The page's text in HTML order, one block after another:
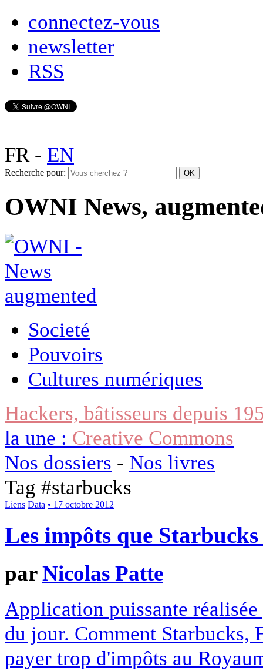
connectez-vous
newsletter
RSS
FR- EN
Recherche pour:
OWNI News,
Societé
Pouvoirs
Cultures numériques
Hackers, bâtisseurs depuis
la une : Creative Commons
Nos dossiers - Nos livres
Tag #starbucks
Liens Data • 17 octobre 2012
Les impôts que
parNicolas Patte
Application puissante
du jour. Comment Starbucks,
payer trop d'impôts au